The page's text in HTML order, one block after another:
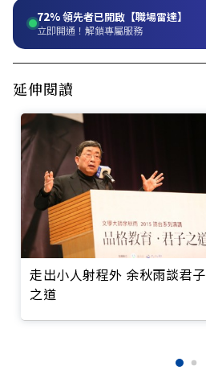
72%領先者已開啟【職場雷達】
立即開通！解鎖專屬服務
延伸閱讀
走出小人射程外 余秋雨談君子
之道